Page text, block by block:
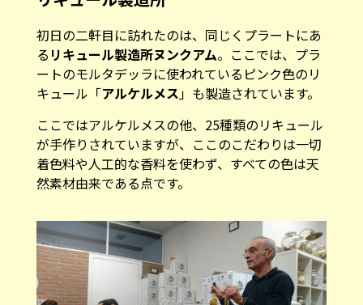
初日の二軒目に訪れたのは、同じくプラートにあ
る リキュール製造所ヌンクアム。ここでは、プラ
ートのモルタデッラに使われているピンク色のリ
キュール「アルケルメス」も製造されています。
ここではアルケルメスの他、25種類のリキュール
が手作りされていますが、ここのこだわりは一切
着色料や人工的な香料を使わず、すべての色は天
然素材由来である点です。